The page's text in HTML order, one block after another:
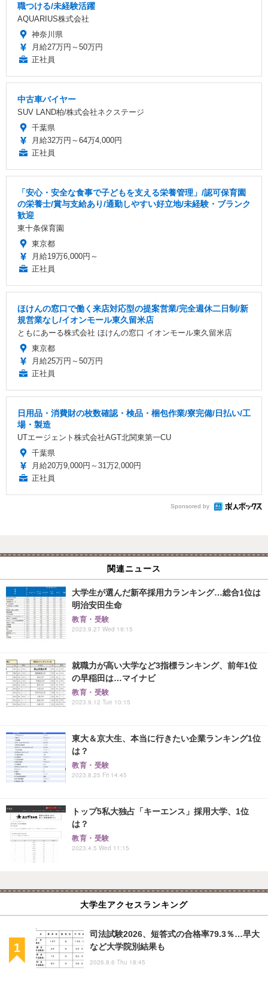
職つける/未経験活躍
AQUARIUS株式会社
神奈川県
月給27万円～50万円
正社員
中古車バイヤー
SUV LAND柏/株式会社ネクステージ
千葉県
月給32万円～64万4,000円
正社員
「安心・安全な食事で子どもを支える栄養管理」/認可保育園
の栄養士/賞与支給あり/通勤しやすい好立地/未経験・ブランク
歓迎
東十条保育園
東京都
月給19万6,000円～
正社員
ほけんの窓口で働く来店対応型の提案営業/完全週休二日制/新
規営業なし/イオンモール東久留米店
ともにあーる株式会社 ほけんの窓口 イオンモール東久留米店
東京都
月給25万円～50万円
正社員
日用品・消費財の枚数確認・検品・梱包作業/寮完備/日払い/工
場・製造
UTエージェント株式会社AGT北関東第一CU
千葉県
月給20万9,000円～31万2,000円
正社員
Sponsored by
関連ニュース
大学生が選んだ新卒採用力ランキング…総合1位は
明治安田生命
教育・受験
2023.9.27 Wed 19:15
就職力が高い大学など3指標ランキング、前年1位
の早稲田は…マイナビ
教育・受験
2023.9.12 Tue 10:15
東大＆京大生、本当に行きたい企業ランキング1位
は？
教育・受験
2023.8.25 Fri 14:45
トップ5私大独占「キーエンス」採用大学、1位
は？
教育・受験
2023.4.5 Wed 11:15
大学生アクセスランキング
司法試験2026、短答式の合格率79.3％…早大
など大学院別結果も
2026.8.6 Thu 18:45